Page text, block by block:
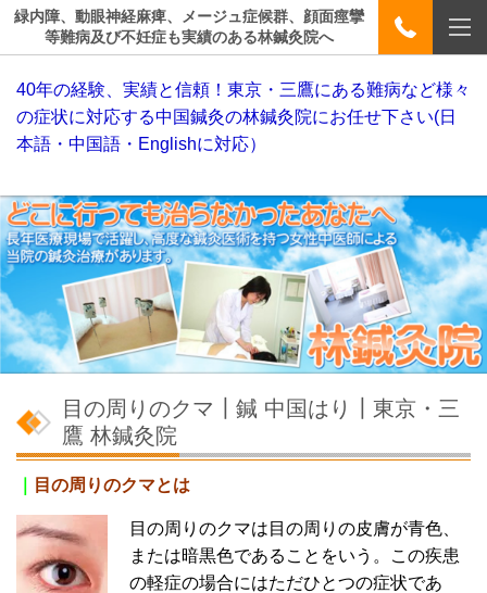
緑内障、動眼神経麻痺、メージュ症候群、顔面痙攣
等難病及び不妊症も実績のある林鍼灸院へ
40年の経験、実績と信頼！東京・三鷹にある難病など様々
の症状に対応する中国鍼灸の林鍼灸院にお任せ下さい(日
本語・中国語・Englishに対応）
目の周りのクマ┃鍼 中国はり┃東京・三
鷹 林鍼灸院
目の周りのクマとは
目の周りのクマは目の周りの皮膚が青色、
または暗黒色であることをいう。 この疾患
の軽症の場合にはただひとつの症状であ